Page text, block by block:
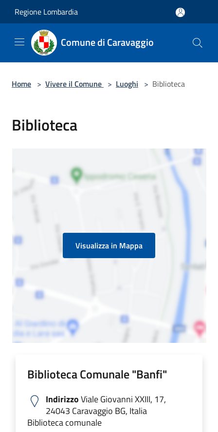
Regione Lombardia
Comune di Caravaggio
Home > Vivere il Comune > Luoghi > Biblioteca
Biblioteca
Visualizza in Mappa
Biblioteca Comunale "Banfi"
IndirizzoViale Giovanni XXIII, 17,
24043 Caravaggio BG, Italia
Biblioteca comunale